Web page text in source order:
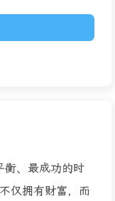
衡、最成功的时
仅拥有财富，而